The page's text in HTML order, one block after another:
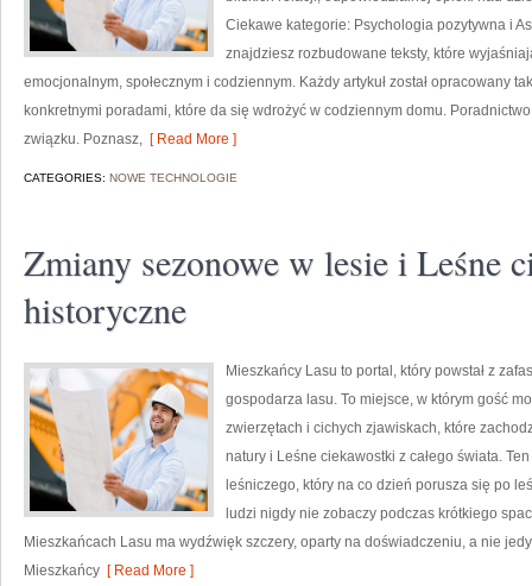
Ciekawe kategorie: Psychologia pozytywna i
znajdziesz rozbudowane teksty, które
emocjonalnym, społecznym i codziennym. Każdy artykuł został opracowany
konkretnymi poradami, które da się wdrożyć w codziennym domu.
związku. Poznasz, [ Read More ]
CATEGORIES: NOWE TECHNOLOGIE
Zmiany sezonowe w lesie i Leśne
historyczne
Mieszkańcy Lasu to portal, który powstał z
gospodarza lasu. To miejsce, w którym gość
zwierzętach i cichych zjawiskach, które
natury i Leśne ciekawostki z całego świata.
leśniczego, który na co dzień porusza się po
ludzi nigdy nie zobaczy podczas krótkiego
Mieszkańcach Lasu ma wydźwięk szczery, oparty na doświadczeniu, a nie
Mieszkańcy [ Read More ]